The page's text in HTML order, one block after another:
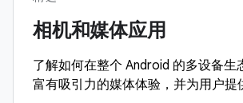
相机和媒体应用
了解如何在整个 Android 的多设备生
富有吸引力的媒体体验，并为用户提